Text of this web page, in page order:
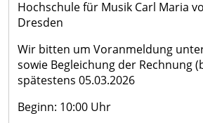
Hochschule für Musik Carl Maria
Dresden
Wir bitten um Voranmeldung
sowie Begleichung der Rechnung
spätestens 05.03.2026
Beginn: 10:00 Uhr